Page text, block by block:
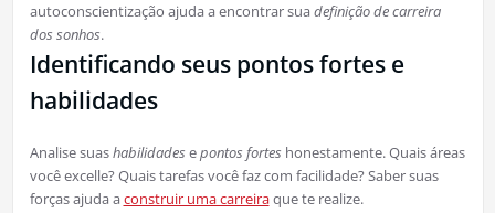
autoconscientização ajuda a encontrar suadefinição de carreira
dos sonhos.
Identificando seus pontos fortes e
habilidades
Analise suashabilidades epontos fortes honestamente. Quais áreas
você excelle? Quais tarefas você faz com facilidade? Saber suas
forças ajuda aconstruir uma carreiraque te realize.